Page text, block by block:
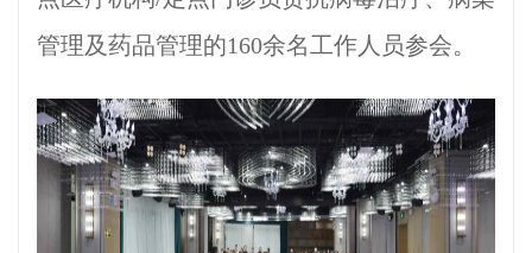
管理及药品管理的160余名工作人员参会。